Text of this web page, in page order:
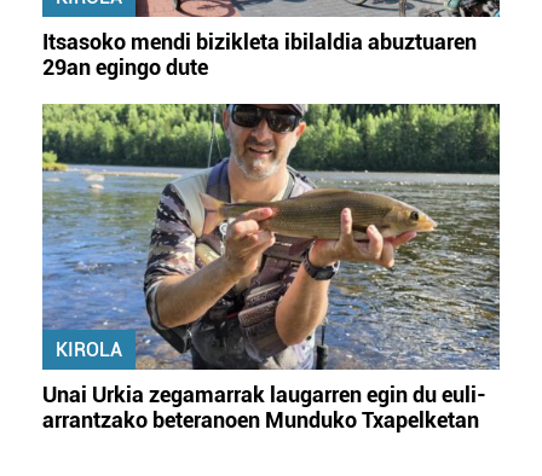
Itsasoko mendi bizikleta ibilaldia abuztuaren
29an egingo dute
KIROLA
Unai Urkia zegamarrak laugarren egin du euli-
arrantzako beteranoen Munduko Txapelketan